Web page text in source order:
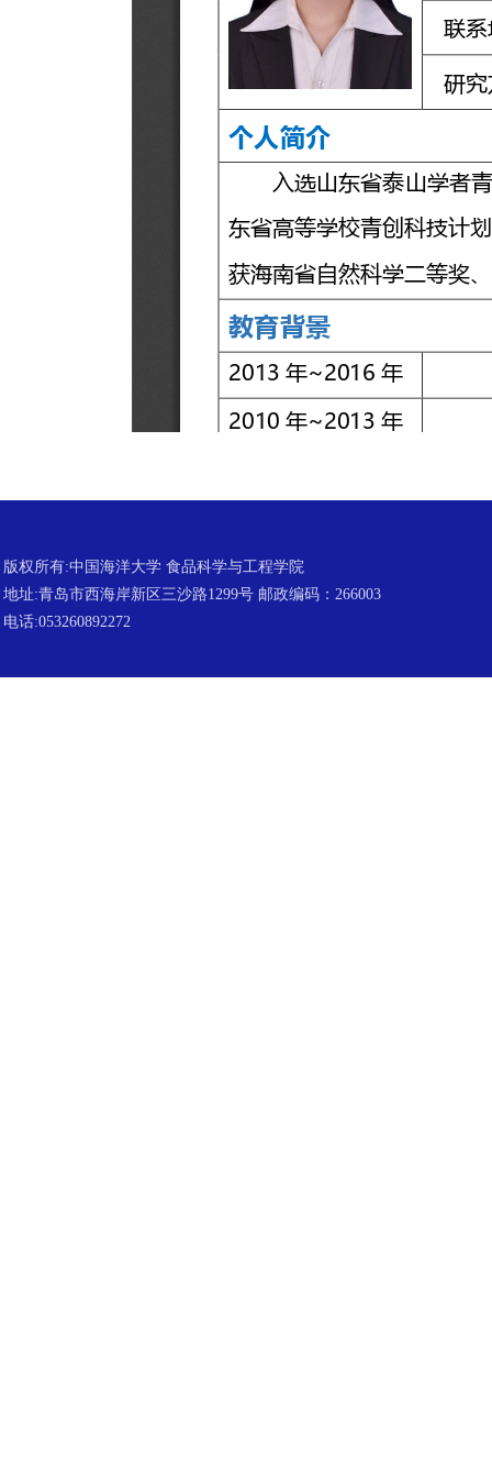
版权所有:中国海洋大学 食品科学与工程学院
地址:青岛市西海岸新区三沙路1299号 邮政编码：266003
电话:053260892272